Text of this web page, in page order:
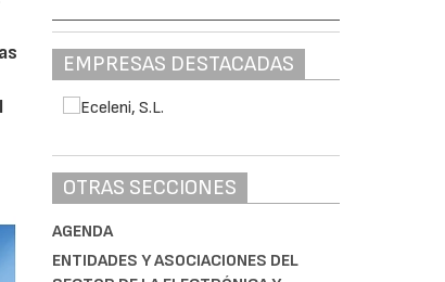
EMPRESAS DESTACADAS
OTRAS SECCIONES
AGENDA
ENTIDADES Y ASOCIACIONES DEL